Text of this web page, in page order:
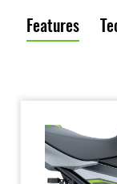
Features